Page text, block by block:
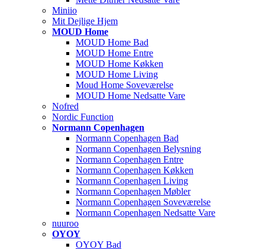
Miniio
Mit Dejlige Hjem
MOUD Home
MOUD Home Bad
MOUD Home Entre
MOUD Home Køkken
MOUD Home Living
Moud Home Soveværelse
MOUD Home Nedsatte Vare
Nofred
Nordic Function
Normann Copenhagen
Normann Copenhagen Bad
Normann Copenhagen Belysning
Normann Copenhagen Entre
Normann Copenhagen Køkken
Normann Copenhagen Living
Normann Copenhagen Møbler
Normann Copenhagen Soveværelse
Normann Copenhagen Nedsatte Vare
nuuroo
OYOY
OYOY Bad